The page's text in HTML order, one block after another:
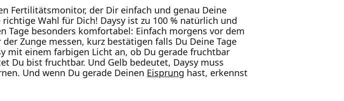
Fertilitätsmonitor, der Dir einfach und genau Deine
Wahl für Dich! Daysy ist zu 100 % natürlich und
Tage besonders komfortabel: Einfach morgens vor dem
Zunge messen, kurz bestätigen falls Du Deine Tage
mit einem farbigen Licht an, ob Du gerade fruchtbar
Du bist fruchtbar. Und Gelb bedeutet, Daysy muss
Und wenn Du gerade Deinen Eisprung hast, erkennst